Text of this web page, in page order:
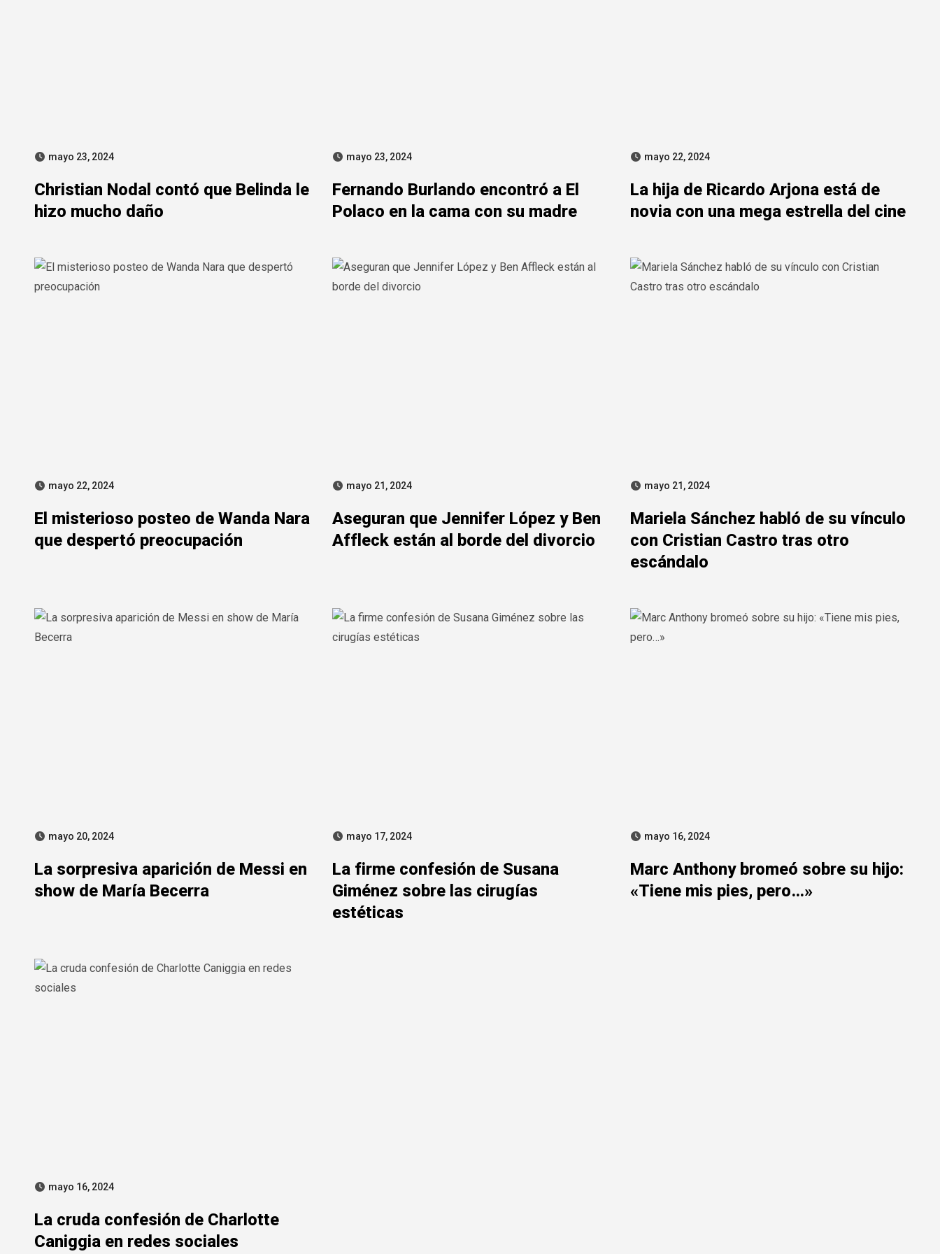
mayo 23, 2024
Christian Nodal contó que Belinda le
hizo mucho daño
mayo 23, 2024
Fernando Burlando encontró a El
Polaco en la cama con su madre
mayo 22, 2024
La hija de Ricardo Arjona está de
novia con una mega estrella del cine
mayo 22, 2024
El misterioso posteo de Wanda Nara
que despertó preocupación
mayo 21, 2024
Aseguran que Jennifer López y Ben
Affleck están al borde del divorcio
mayo 21, 2024
Mariela Sánchez habló de su vínculo
con Cristian Castro tras otro
escándalo
mayo 20, 2024
La sorpresiva aparición de Messi en
show de María Becerra
mayo 17, 2024
La firme confesión de Susana
Giménez sobre las cirugías
estéticas
mayo 16, 2024
Marc Anthony bromeó sobre su hijo:
«Tiene mis pies, pero…»
mayo 16, 2024
La cruda confesión de Charlotte
Caniggia en redes sociales